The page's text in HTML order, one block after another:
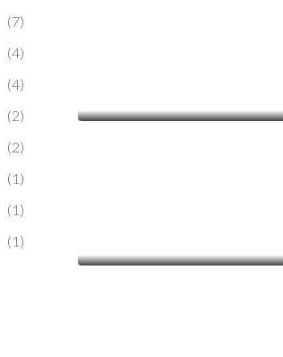
(7)
(4)
(4)
(2)
(2)
(1)
(1)
(1)